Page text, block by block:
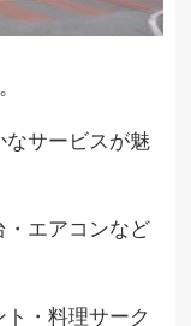
サービスが魅
・エアコンなど
・料理サーク